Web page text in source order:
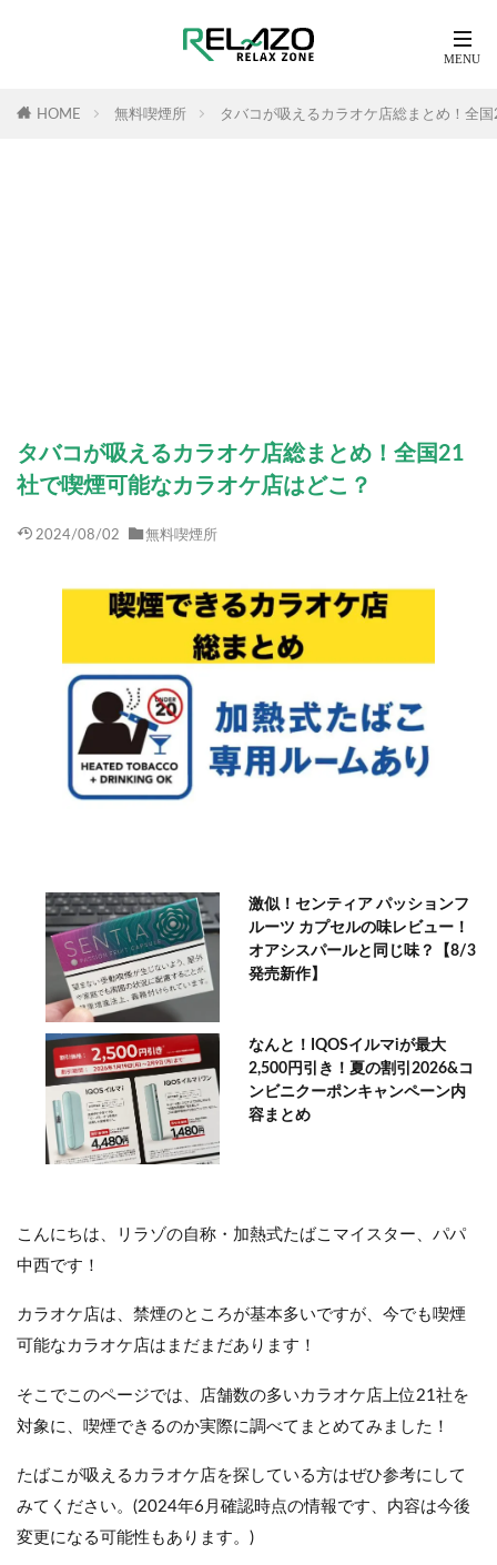
HOME 無料喫煙所 タバコが吸えるカラオケ店総まとめ！全
タバコが吸えるカラオケ店総まとめ！全国21
社で喫煙可能なカラオケ店はどこ？
2024/08/02 無料喫煙所
激似！センティア パッションフ
ルーツ カプセルの味レビュー！
オアシスパールと同じ味？【8/3
発売新作】
なんと！IQOSイルマiが最大
2,500円引き！夏の割引2026&コ
ンビニクーポンキャンペーン内
容まとめ
こんにちは、リラゾの自称・加熱式たばこマイスター、パパ
中西です！
カラオケ店は、禁煙のところが基本多いですが、今でも喫煙
可能なカラオケ店はまだまだあります！
そこでこのページでは、店舗数の多いカラオケ店上位21社を
対象に、喫煙できるのか実際に調べてまとめてみました！
たばこが吸えるカラオケ店を探している方はぜひ参考にして
みてください。(2024年6月確認時点の情報です、内容は今後
変更になる可能性もあります。)